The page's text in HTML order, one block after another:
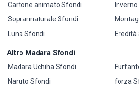
Cartone animato Sfondi
Soprannaturale Sfondi
Luna Sfondi
Eredità
Altro Madara Sfondi
Madara Uchiha Sfondi
Naruto Sfondi
forza